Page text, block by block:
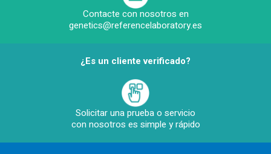
Contacte con nosotros en
genetics@referencelaboratory.es
¿Es un cliente verificado?
Solicitar una prueba o servicio
con nosotros es simple y rápido